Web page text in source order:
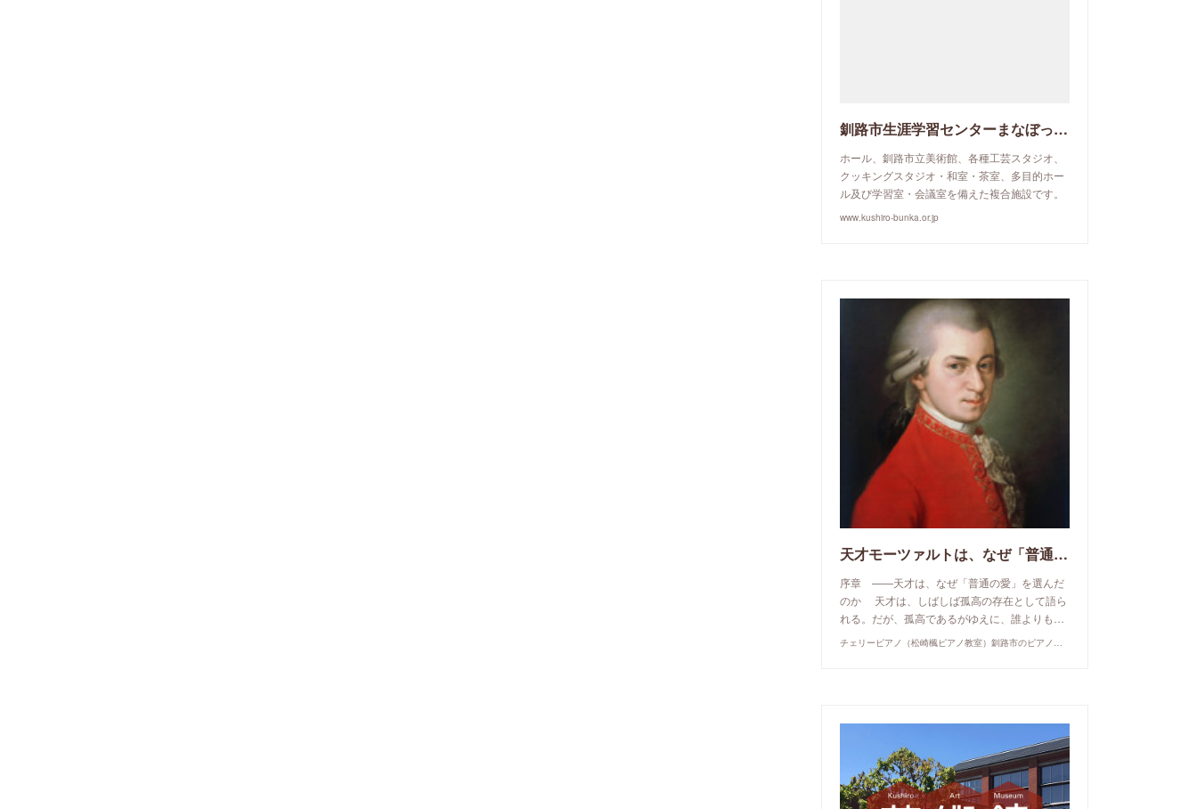
釧路市生涯学習センターまなぼっと幣舞
ホール、釧路市立美術館、各種工芸スタジオ、
クッキングスタジオ・和室・茶室、多目的ホー
ル及び学習室・会議室を備えた複合施設です。
www.kushiro-bunka.or.jp
天才モーツァルトは、なぜ「普通の愛」を選んだのか
序章 ——天才は、なぜ「普通の愛」を選んだ
のか 天才は、しばしば孤高の存在として語ら
れる。だが、孤高であるがゆえに、誰よりも…
チェリーピアノ（松崎楓ピアノ教室）釧路市のピアノ教室